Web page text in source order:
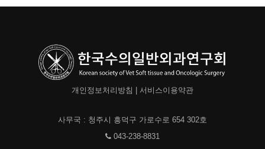
개인정보처리방침 서비스이용약관
사무국 : 청주시 흥덕구 가로수로 654 302호
043-238-8831